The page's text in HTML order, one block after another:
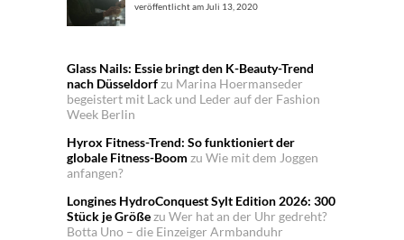
veröffentlicht am Juli 13, 2020
Glass Nails: Essie bringt den K-Beauty-Trend
nach Düsseldorfzu Marina Hoermanseder
begeistert mit Lack und Leder auf der Fashion
Week Berlin
Hyrox Fitness-Trend: So funktioniert der
globale Fitness-Boom zu Wie mit dem Joggen
anfangen?
Longines HydroConquest Sylt Edition 2026: 300
Stück je Größezu Wer hat an der Uhr gedreht?
Botta Uno – die Einzeiger Armbanduhr